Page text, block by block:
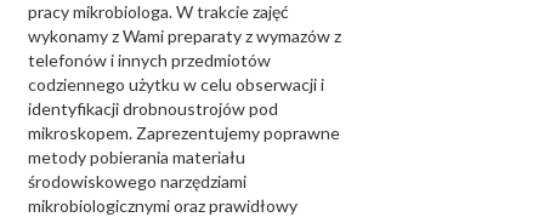
pracy mikrobiologa. W trakcie zajęć
wykonamy z Wami preparaty z wymazów z
telefonów i innych przedmiotów
codziennego użytku w celu obserwacji i
identyfikacji drobnoustrojów pod
mikroskopem. Zaprezentujemy poprawne
metody pobierania materiału
środowiskowego narzędziami
mikrobiologicznymi oraz prawidłowy